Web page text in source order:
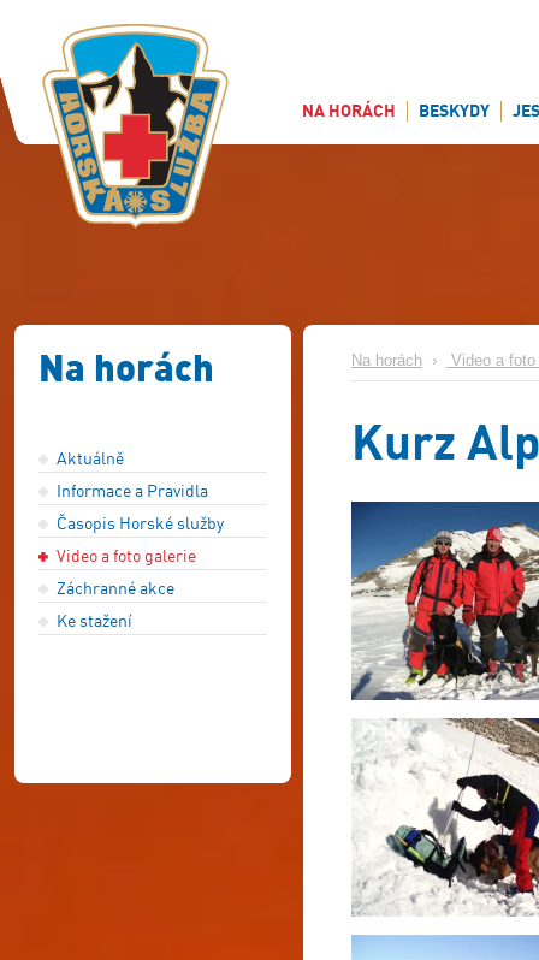
NA HORÁCH BESKYDY
Na horách
Aktuálně
Informace a Pravidla
Časopis Horské služby
Video a foto galerie
Záchranné akce
Ke stažení
Na horách › Video a foto
Kurz